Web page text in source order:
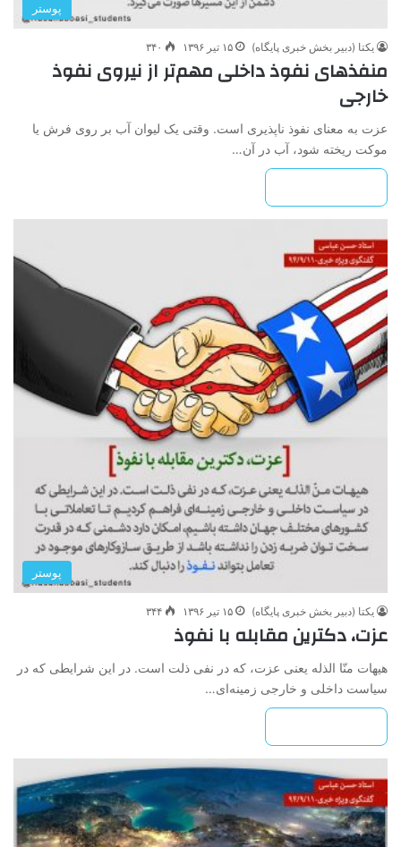
پوستر
یکتا (دبیر بخش خبری پایگاه) ۱۵ تیر ۱۳۹۶ ۳۴۰
منفذهای نفوذ داخلی مهم‌تر از نیروی نفوذ
خارجی
عزت به معنای نفوذ ناپذیری است. وقتی یک لیوان آب بر روی فرش یا
موکت ریخته شود، آب در آن…
پوستر
یکتا (دبیر بخش خبری پایگاه) ۱۵ تیر ۱۳۹۶ ۳۴۴
عزت، دکترین مقابله با نفوذ
هیهات منّا الذله یعنی عزت، که در نفی ذلت است. در این شرایطی که در
سیاست داخلی و خارجی زمینه‌ای…